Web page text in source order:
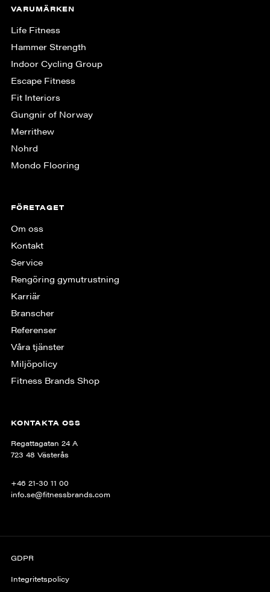
VARUMÄRKEN
Life Fitness
Hammer Strength
Indoor Cycling Group
Escape Fitness
Fit Interiors
Gungnir of Norway
Merrithew
Nohrd
Mondo Flooring
FÖRETAGET
Om oss
Kontakt
Service
Rengöring gymutrustning
Karriär
Branscher
Referenser
Våra tjänster
Miljöpolicy
Fitness Brands Shop
KONTAKTA OSS
Regattagatan 24 A
723 48 Västerås
+46 21-30 11 00
info.se@fitnessbrands.com
GDPR
Integritetspolicy